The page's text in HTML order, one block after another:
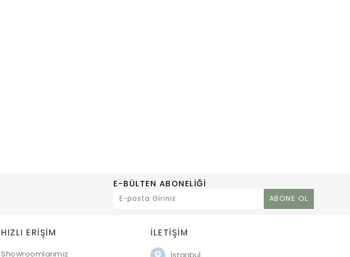
E-BÜLTEN ABONELİĞİ
HIZLI ERIŞIM
Showroomlarımız
İLETİŞİM
İstanbul